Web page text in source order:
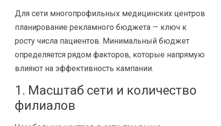
Для сети многопрофильных медицинских центров
планирование рекламного бюджета — ключ к
росту числа пациентов. Минимальный бюджет
определяется рядом факторов, которые напрямую
влияют на эффективность кампании.
1. Масштаб сети и количество
филиалов